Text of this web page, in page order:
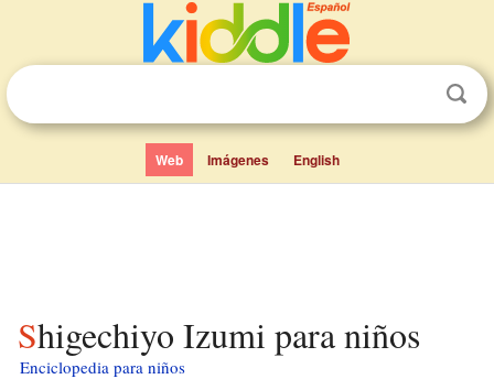
Web Imágenes English
Shigechiyo Izumi para niños
Enciclopedia para niños